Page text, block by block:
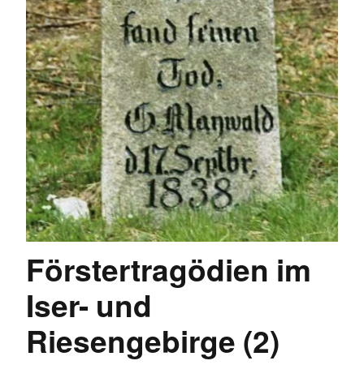
Förstertragödien im
Iser- und
Riesengebirge (2)